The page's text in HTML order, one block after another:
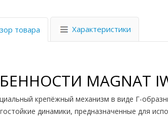
товара Характеристики
MAGNAT
крепёжный механизм в виде Г-
динамики, предназначенные для